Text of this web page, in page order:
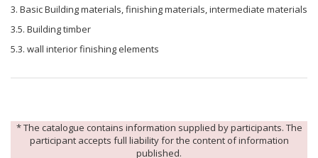
3. Basic Building materials, finishing materials, intermediate materials
3.5. Building timber
5.3. wall interior finishing elements
* The catalogue contains information supplied by participants. The
participant accepts full liability for the content of information
published.